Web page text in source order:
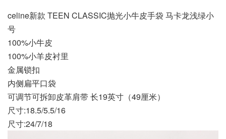
celine新款 TEEN CLASSIC抛光小牛皮手袋 马卡龙浅绿小
号
100%小牛皮
100%小羊皮衬里
金属锁扣
内侧扁平口袋
可调节可拆卸皮革肩带 长19英寸（49厘米）
尺寸:18.5/5.5/16
尺寸:24/7/18